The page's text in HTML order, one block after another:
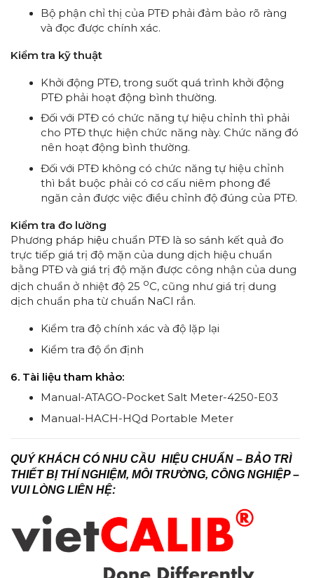
Bộ phận chỉ thị của PTĐ phải đảm bảo rõ ràng
và đọc được chính xác.
Kiểm tra kỹ thuật
Khởi động PTĐ, trong suốt quá trình khởi động
PTĐ phải hoạt động bình thường.
Đối với PTĐ có chức năng tự hiệu chỉnh thì phải
cho PTĐ thực hiện chức năng này. Chức năng đó
nên hoạt động bình thường.
Đối với PTĐ không có chức năng tự hiệu chỉnh
thì bắt buộc phải có cơ cấu niêm phong để
ngăn cản được việc điều chỉnh độ đúng của PTĐ.
Kiểm tra đo lường
Phương pháp hiệu chuẩn PTĐ là so sánh kết quả đo
trực tiếp giá trị độ mặn của dung dịch hiệu chuẩn
bằng PTĐ và giá trị độ mặn được công nhận của dung
dịch chuẩn ở nhiệt độ 25 oC, cũng như giá trị dung
dịch chuẩn pha từ chuẩn NaCl rắn.
Kiểm tra độ chính xác và độ lặp lại
Kiểm tra độ ổn định
6. Tài liệu tham khảo:
Manual-ATAGO-Pocket Salt Meter-4250-E03
Manual-HACH-HQd Portable Meter
QUÝ KHÁCH CÓ NHU CẦU HIỆU CHUẨN – BẢO TRÌ
THIẾT BỊ THÍ NGHIỆM, MÔI TRƯỜNG, CÔNG NGHIỆP –
VUI LÒNG LIÊN HỆ: